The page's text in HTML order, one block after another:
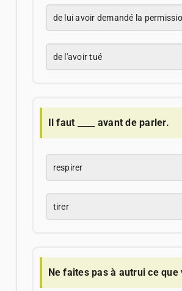
de lui avoir demandé la
de l'avoir tué
Il faut ____ avant de parler.
respirer
tirer
Ne faites pas à autrui ce que